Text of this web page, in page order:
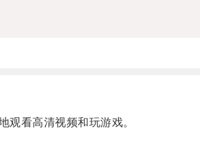
看高清视频和玩游戏。